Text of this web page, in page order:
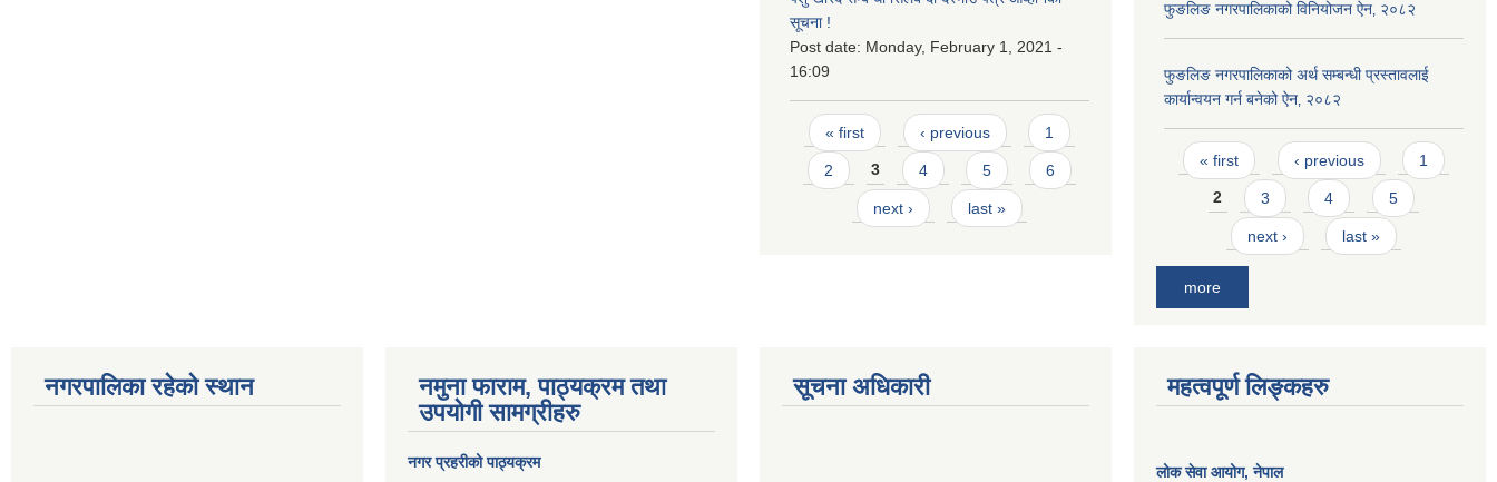
सूचना !
Post date: Monday, February 1, 2021 -
16:09
Pages
« first ‹ previous 1
2 3 4 5 6
next › last »
फुङलिङ नगरपालिकाको विनियोजन ऐन‚ २०८२
फुङलिङ नगरपालिकाको अर्थ सम्बन्धी प्रस्तावलाई
कार्यान्वयन गर्न बनेको ऐन‚ २०८२
Pages
« first ‹ previous 1
2 3 4 5
next › last »
more
नगरपालिका रहेको स्थान
नमुना फाराम, पाठ्यक्रम तथा
उपयोगी सामग्रीहरु
नगर प्रहरीको पाठ्यक्रम
सूचना अधिकारी महत्वपूर्ण लिङ्कहरु
लोक सेवा आयोग, नेपाल